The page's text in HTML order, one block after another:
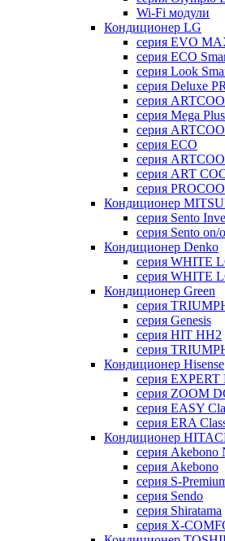
Wi-Fi модули
Кондиционер LG
серия EVO
серия ECO
серия Look
серия Deluxe
серия
серия Mega
серия
серия ECO
серия
серия ART
серия
Кондиционер
серия Sento
серия Sento on/
Кондиционер Denko
серия WHITE
серия WHITE
Кондиционер Green
серия
серия Genesis
серия HIT HH2
серия
Кондиционер Hisense
серия EXPERT
серия ZOOM
серия EASY
серия ERA
Кондиционер
cерия Akebono
серия Akebono
серия S-
серия Sendo
серия Shiratama
серия X-